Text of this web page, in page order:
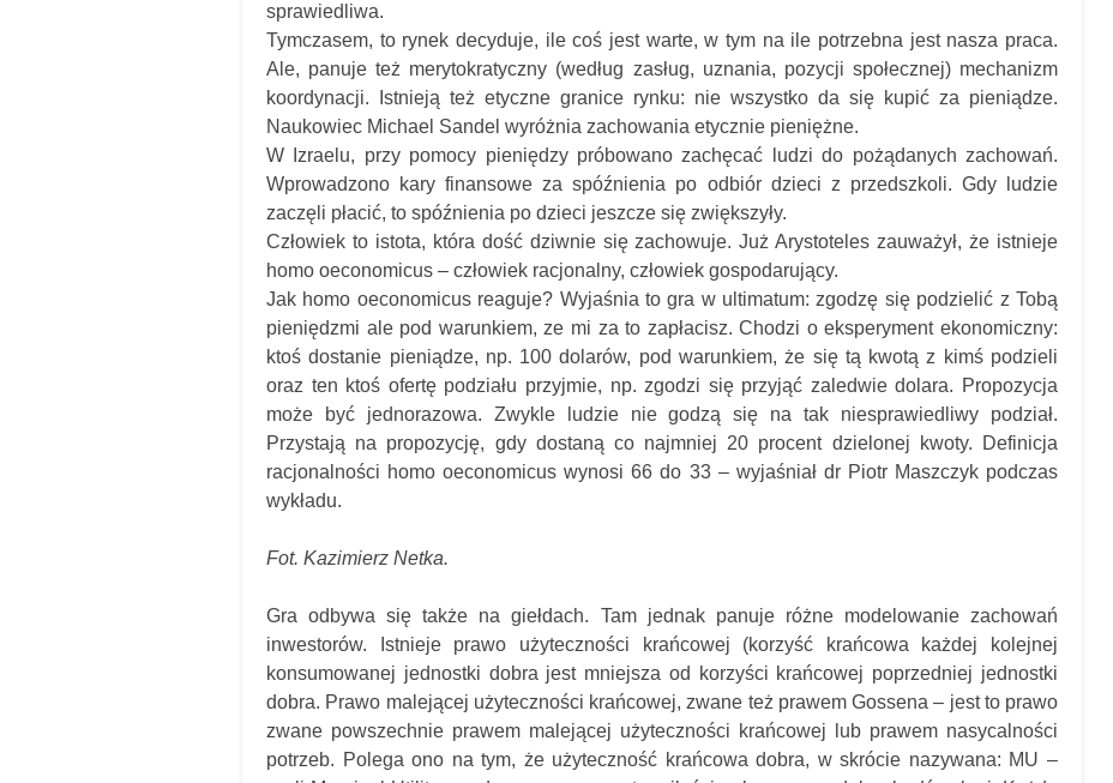
sprawiedliwa.
Tymczasem, to rynek decyduje, ile coś jest warte, w tym na ile potrzebna jest nasza praca.
Ale, panuje też merytokratyczny (według zasług, uznania, pozycji społecznej) mechanizm
koordynacji. Istnieją też etyczne granice rynku: nie wszystko da się kupić za pieniądze.
Naukowiec Michael Sandel wyróżnia zachowania etycznie pieniężne.
W Izraelu, przy pomocy pieniędzy próbowano zachęcać ludzi do pożądanych zachowań.
Wprowadzono kary finansowe za spóźnienia po odbiór dzieci z przedszkoli. Gdy ludzie
zaczęli płacić, to spóźnienia po dzieci jeszcze się zwiększyły.
Człowiek to istota, która dość dziwnie się zachowuje. Już Arystoteles zauważył, że istnieje
homo oeconomicus – człowiek racjonalny, człowiek gospodarujący.
Jak homo oeconomicus reaguje? Wyjaśnia to gra w ultimatum: zgodzę się podzielić z Tobą
pieniędzmi ale pod warunkiem, ze mi za to zapłacisz. Chodzi o eksperyment ekonomiczny:
ktoś dostanie pieniądze, np. 100 dolarów, pod warunkiem, że się tą kwotą z kimś podzieli
oraz ten ktoś ofertę podziału przyjmie, np. zgodzi się przyjąć zaledwie dolara. Propozycja
może być jednorazowa. Zwykle ludzie nie godzą się na tak niesprawiedliwy podział.
Przystają na propozycję, gdy dostaną co najmniej 20 procent dzielonej kwoty. Definicja
racjonalności homo oeconomicus wynosi 66 do 33 – wyjaśniał dr Piotr Maszczyk podczas
wykładu.
Fot. Kazimierz Netka.
Gra odbywa się także na giełdach. Tam jednak panuje różne modelowanie zachowań
inwestorów. Istnieje prawo użyteczności krańcowej (korzyść krańcowa każdej kolejnej
konsumowanej jednostki dobra jest mniejsza od korzyści krańcowej poprzedniej jednostki
dobra. Prawo malejącej użyteczności krańcowej, zwane też prawem Gossena – jest to prawo
zwane powszechnie prawem malejącej użyteczności krańcowej lub prawem nasycalności
potrzeb. Polega ono na tym, że użyteczność krańcowa dobra, w skrócie nazywana: MU –